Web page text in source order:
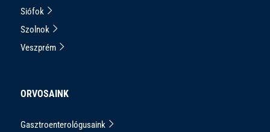
Siófok
Szolnok
Veszprém
ORVOSAINK
Gasztroenterológusaink